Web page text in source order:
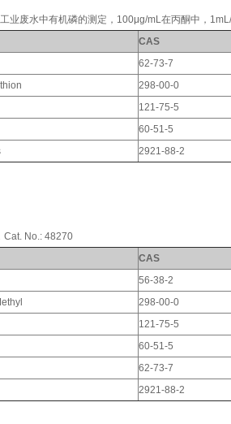
废水中有机磷的测定，100μg/mL在丙酮中，
CAS
62-73-7
298-00-0
121-75-5
60-51-5
2921-88-2
No.: 48270
CAS
56-38-2
298-00-0
121-75-5
60-51-5
62-73-7
2921-88-2